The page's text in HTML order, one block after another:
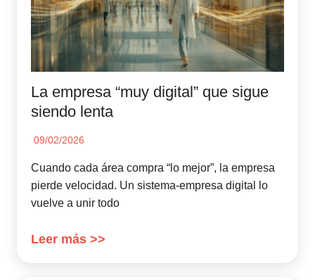
La empresa “muy digital” que sigue
siendo lenta
09/02/2026
Cuando cada área compra “lo mejor”, la empresa
pierde velocidad. Un sistema-empresa digital lo
vuelve a unir todo
Leer más >>